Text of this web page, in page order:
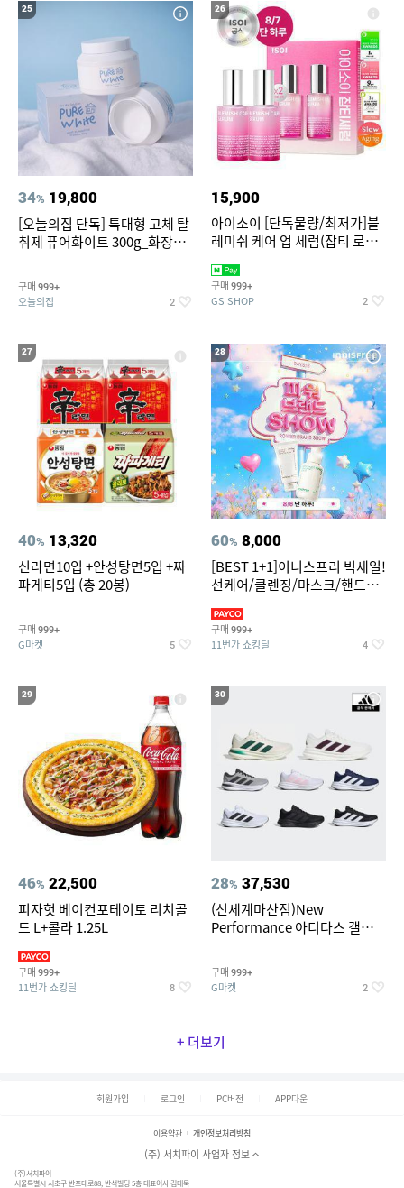
25
34% 19,800
[오늘의집 단독] 특대형 고체 탈
취제 퓨어화이트 300g_화장실
구매 999+
오늘의집 2
26
15,900
아이소이 [단독물량/최저가]블
레미쉬 케어 업 세럼(잡티 로즈
2027-04-24)
구매 999+
GS SHOP 2
27
40% 13,320
신라면10입 +안성탕면5입 +짜
파게티5입 (총 20봉)
구매 999+
G마켓 5
28
60% 8,000
[BEST 1+1]이니스프리 빅세일!
선케어/클렌징/마스크/핸드크
구매 999+
11번가 쇼킹딜 4
29
46% 22,500
피자헛 베이컨포테이토 리치골
드 L+콜라 1.25L
구매 999+
11번가 쇼킹딜 8
30
28% 37,530
(신세계마산점)New
Performance 아디다스 갤럭시
구매 999+
G마켓 2
+ 더보기
회원가입 로그인 PC버전 APP다운
이용약관 개인정보처리방침
(주) 서치파이 사업자 정보
(주)서치파이
서울특별시 서초구 반포대로88, 반석빌딩 5층 대표이사 김태묵